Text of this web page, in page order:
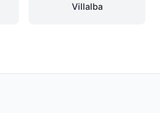
Villalba